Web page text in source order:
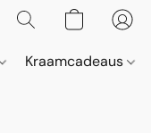
Kraamcadeaus